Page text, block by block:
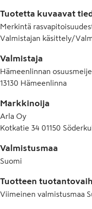
Tuotetta kuvaavat
Merkintä
Valmistajan käsittely/
Valmistaja
Hämeenlinnan
13130 Hämeenlinna
Markkinoija
Arla Oy
Kotkatie 34 01150
Valmistusmaa
Suomi
Tuotteen
Viimeinen valmistusmaa